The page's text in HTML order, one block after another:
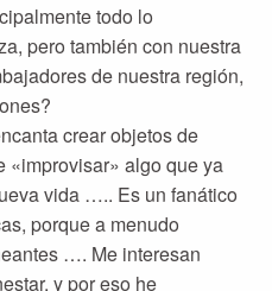
todo lo
pero también con nuestra
de nuestra región,
crear objetos de
«improvisar» algo que ya
vida ….. Es un fanático
porque a menudo
…. Me interesan
y por eso he